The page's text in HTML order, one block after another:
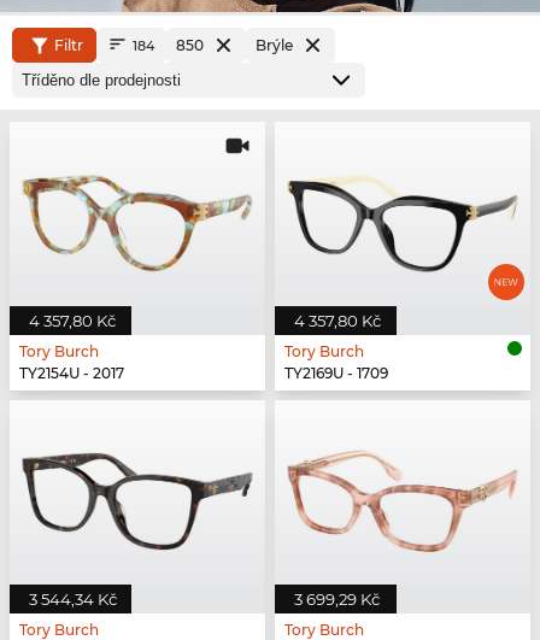
Filtr 184 850 Brýle
4 357,80 Kč
Tory Burch
TY2154U - 2017
4 357,80 Kč
Tory Burch
TY2169U - 1709
3 544,34 Kč
Tory Burch
3 699,29 Kč
Tory Burch